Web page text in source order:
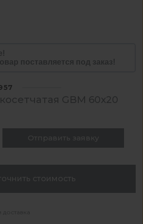
поставляется под заказ!
GBM 60х20
Отправить заявку
стоимость
доставка